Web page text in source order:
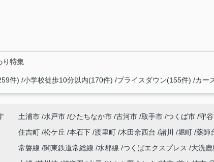
り特集
件) 小学校徒歩10分以内(170件) プライスダウン(155件) カー
土浦市 水戸市 ひたちなか市 古河市 取手市 つくば市 守
住吉町 松ケ丘 本石下 渡里町 木田余西台 諸川 堀町 薬師
常磐線 関東鉄道常総線 水郡線 つくばエクスプレス 大洗鹿